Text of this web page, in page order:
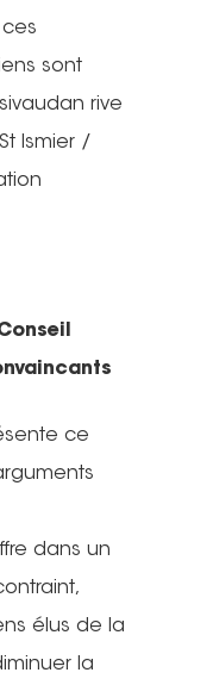
ces
sont
rive
Ismier /
ce
dans un
élus de la
la